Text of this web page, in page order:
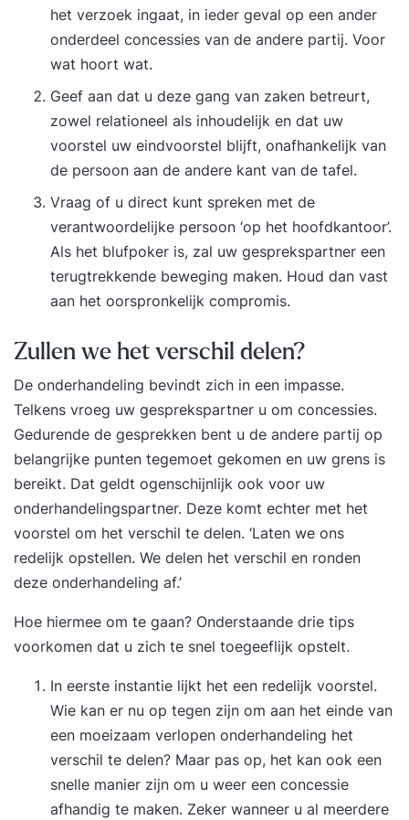
het verzoek ingaat, in ieder geval op een ander
onderdeel concessies van de andere partij. Voor
wat hoort wat.
Geef aan dat u deze gang van zaken betreurt,
zowel relationeel als inhoudelijk en dat uw
voorstel uw eindvoorstel blijft, onafhankelijk van
de persoon aan de andere kant van de tafel.
Vraag of u direct kunt spreken met de
verantwoordelijke persoon ‘op het hoofdkantoor’.
Als het blufpoker is, zal uw gesprekspartner een
terugtrekkende beweging maken. Houd dan vast
aan het oorspronkelijk compromis.
Zullen we het verschil delen?
De onderhandeling bevindt zich in een impasse.
Telkens vroeg uw gesprekspartner u om concessies.
Gedurende de gesprekken bent u de andere partij op
belangrijke punten tegemoet gekomen en uw grens is
bereikt. Dat geldt ogenschijnlijk ook voor uw
onderhandelingspartner. Deze komt echter met het
voorstel om het verschil te delen. ‘Laten we ons
redelijk opstellen. We delen het verschil en ronden
deze onderhandeling af.’
Hoe hiermee om te gaan? Onderstaande drie tips
voorkomen dat u zich te snel toegeeflijk opstelt.
In eerste instantie lijkt het een redelijk voorstel.
Wie kan er nu op tegen zijn om aan het einde van
een moeizaam verlopen onderhandeling het
verschil te delen? Maar pas op, het kan ook een
snelle manier zijn om u weer een concessie
afhandig te maken. Zeker wanneer u al meerdere